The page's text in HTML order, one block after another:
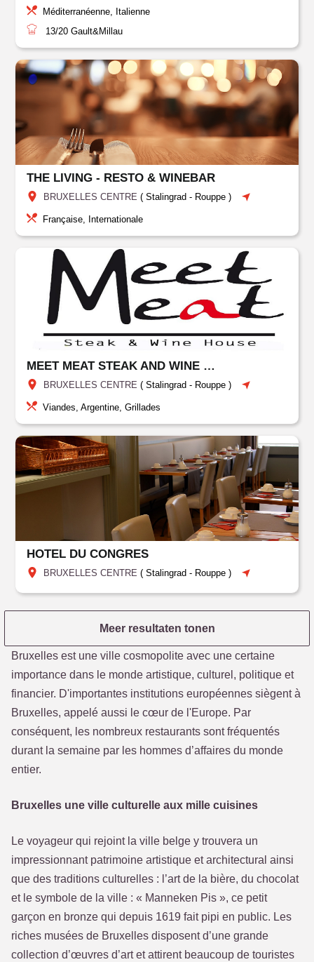
Méditerranéenne, Italienne
13/20 Gault&Millau
THE LIVING - RESTO & WINEBAR
BRUXELLES CENTRE (Stalingrad - Rouppe )
Française, Internationale
MEET MEAT STEAK AND WINE HOUSE
BRUXELLES CENTRE (Stalingrad - Rouppe )
Viandes, Argentine, Grillades
HOTEL DU CONGRES
BRUXELLES CENTRE (Stalingrad - Rouppe )
Meer resultaten tonen
Bruxelles est une ville cosmopolite avec une certaine
importance dans le monde artistique, culturel, politique et
financier. D'importantes institutions européennes siègent à
Bruxelles, appelé aussi le cœur de l'Europe. Par
conséquent, les nombreux restaurants sont fréquentés
durant la semaine par les hommes d’affaires du monde
entier.
Bruxelles une ville culturelle aux mille cuisines
Le voyageur qui rejoint la ville belge y trouvera un
impressionnant patrimoine artistique et architectural ainsi
que des traditions culturelles : l’art de la bière, du chocolat
et le symbole de la ville : « Manneken Pis », ce petit
garçon en bronze qui depuis 1619 fait pipi en public. Les
riches musées de Bruxelles disposent d’une grande
collection d’œuvres d’art et attirent beaucoup de touristes